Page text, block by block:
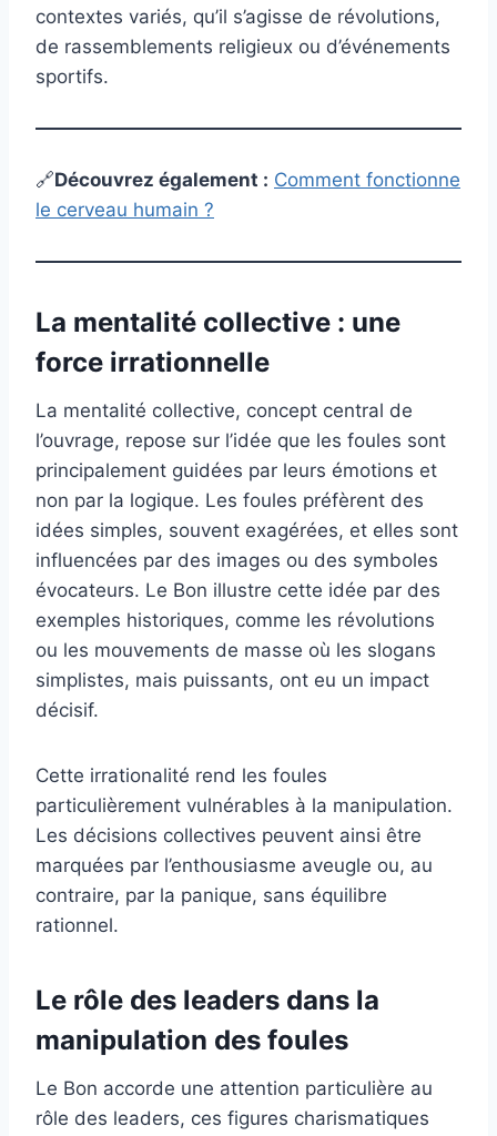
contextes variés, qu’il s’agisse de révolutions,
de rassemblements religieux ou d’événements
sportifs.
🔗Découvrez également : Comment fonctionne
le cerveau humain ?
La mentalité collective : une
force irrationnelle
La mentalité collective, concept central de
l’ouvrage, repose sur l’idée que les foules sont
principalement guidées par leurs émotions et
non par la logique. Les foules préfèrent des
idées simples, souvent exagérées, et elles sont
influencées par des images ou des symboles
évocateurs. Le Bon illustre cette idée par des
exemples historiques, comme les révolutions
ou les mouvements de masse où les slogans
simplistes, mais puissants, ont eu un impact
décisif.
Cette irrationalité rend les foules
particulièrement vulnérables à la manipulation.
Les décisions collectives peuvent ainsi être
marquées par l’enthousiasme aveugle ou, au
contraire, par la panique, sans équilibre
rationnel.
Le rôle des leaders dans la
manipulation des foules
Le Bon accorde une attention particulière au
rôle des leaders, ces figures charismatiques